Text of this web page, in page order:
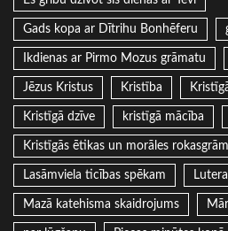
Gads kopa ar Dītrihu Bonhēferu
Ikdienas ar Pirmo Mozus grāmatu
Jēzus Kristus Kristība
Kristīgā dzīve kristīgā mācība
Kristīgās ētikas un morāles
Lasāmviela ticības spēkam
Mazā katehisma skaidrojums